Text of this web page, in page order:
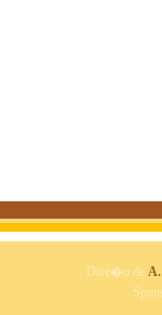
Dise�o de